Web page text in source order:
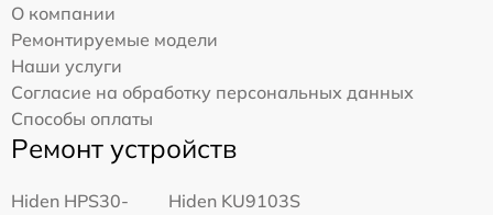
О компании
Ремонтируемые модели
Наши услуги
Согласие на обработку персональных данных
Способы оплаты
Ремонт устройств
Hiden HPS30-
Hiden KU9103S